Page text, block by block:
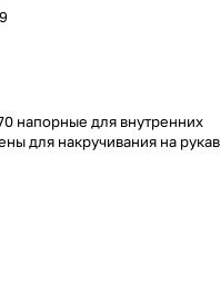
напорные для внутренних
для накручивания на рукав